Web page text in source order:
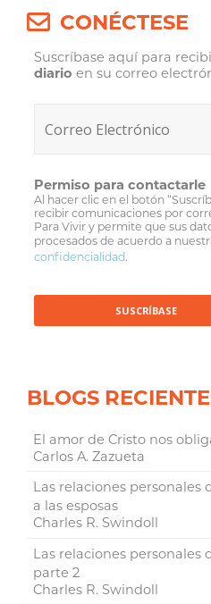
CONÉCTESE
Suscríbase aquí para
diario en su correo
Permiso para contactarle
Al hacer clic en el botón
recibir comunicaciones por
Para Vivir y permite que sus
procesados de acuerdo a
confidencialidad.
BLOGS
El amor de Cristo nos
Carlos A. Zazueta
Las relaciones personales
a las esposas
Charles R. Swindoll
Las relaciones personales
parte 2
Charles R. Swindoll